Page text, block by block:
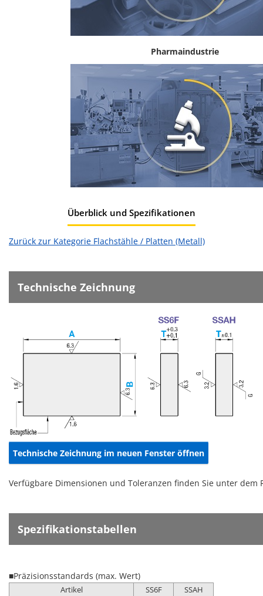
Pharmaindustrie
Überblick und Spezifikationen
Zurück zur Kategorie Flachstähle / Platten (Metall)
Technische Zeichnung
Technische Zeichnung im neuen Fenster öffnen
Verfügbare Dimensionen und Toleranzen finden Sie unter dem
Spezifikationstabellen
■Präzisionsstandards (max. Wert)
Artikel SS6F
SSAH